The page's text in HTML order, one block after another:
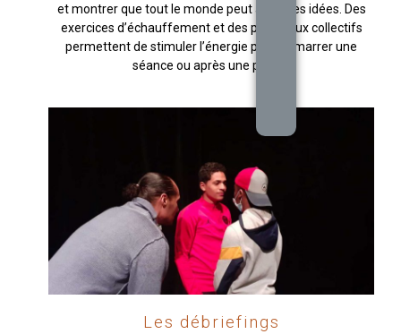
et montrer que tout le monde peut avoir des idées. Des
exercices d’échauffement et des petits jeux collectifs
permettent de stimuler l’énergie pour démarrer une
séance ou après une pause.
Les débriefings